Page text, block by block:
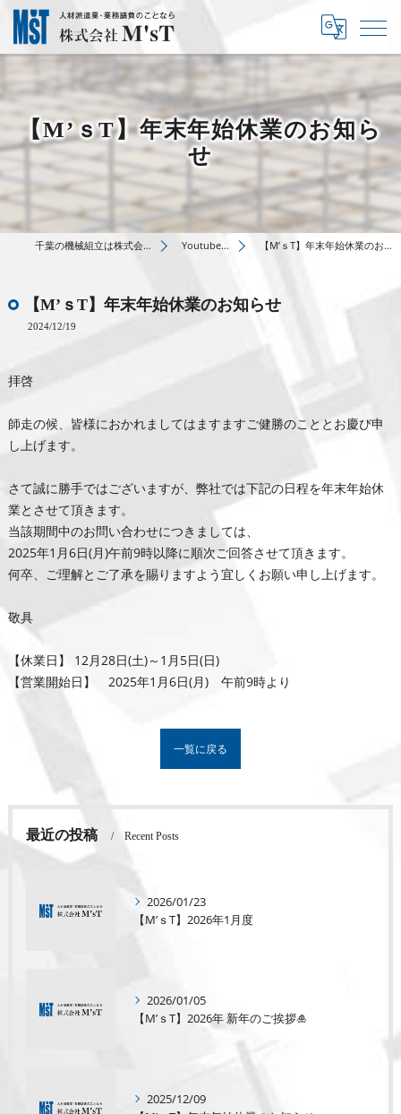
【M’ｓT】年末年始休業のお知ら
せ
千葉の機械組立は株式会社M’sT Youtube動画 【M’ｓT】年末年始休業のお知らせ
【M’ｓT】年末年始休業のお知らせ
2024/12/19
拝啓
師走の候、皆様におかれましてはますますご健勝のこととお慶び申
し上げます。
さて誠に勝手ではございますが、弊社では下記の日程を年末年始休
業とさせて頂きます。
当該期間中のお問い合わせにつきましては、
2025年1月6日(月)午前9時以降に順次ご回答させて頂きます。
何卒、ご理解とご了承を賜りますよう宜しくお願い申し上げます。
敬具
【休業日】 12月28日(土)～1月5日(日)
【営業開始日】 2025年1月6日(月) 午前9時より
一覧に戻る
最近の投稿 Recent Posts
2026/01/23
【M’ｓT】2026年1月度
2026/01/05
【M’ｓT】2026年 新年のご挨拶🎍
2025/12/09